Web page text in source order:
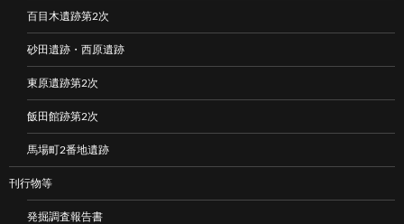
百目木遺跡第2次
砂田遺跡・西原遺跡
東原遺跡第2次
飯田館跡第2次
馬場町2番地遺跡
刊行物等
発掘調査報告書